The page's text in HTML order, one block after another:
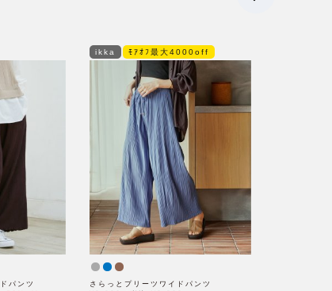
パンツ
ikka ﾓｱｵﾌ最大4000off
さらっとプリーツワイドパンツ